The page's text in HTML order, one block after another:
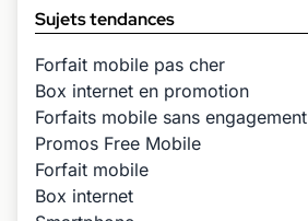
Sujets tendances
Forfait mobile pas cher
Box internet en promotion
Forfaits mobile sans engagement
Promos Free Mobile
Forfait mobile
Box internet